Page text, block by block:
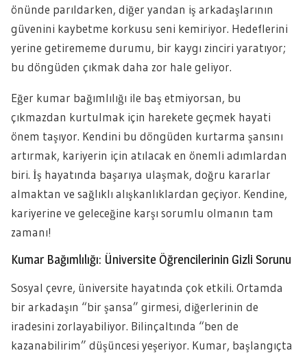
önünde parıldarken, diğer yandan iş arkadaşlarının
güvenini kaybetme korkusu seni kemiriyor. Hedeflerini
yerine getirememe durumu, bir kaygı zinciri yaratıyor;
bu döngüden çıkmak daha zor hale geliyor.
Eğer kumar bağımlılığı ile baş etmiyorsan, bu
çıkmazdan kurtulmak için harekete geçmek hayati
önem taşıyor. Kendini bu döngüden kurtarma şansını
artırmak, kariyerin için atılacak en önemli adımlardan
biri. İş hayatında başarıya ulaşmak, doğru kararlar
almaktan ve sağlıklı alışkanlıklardan geçiyor. Kendine,
kariyerine ve geleceğine karşı sorumlu olmanın tam
zamanı!
Kumar Bağımlılığı: Üniversite Öğrencilerinin Gizli Sorunu
Sosyal çevre, üniversite hayatında çok etkili. Ortamda
bir arkadaşın “bir şansa” girmesi, diğerlerinin de
iradesini zorlayabiliyor. Bilinçaltında “ben de
kazanabilirim” düşüncesi yeşeriyor. Kumar, başlangıçta